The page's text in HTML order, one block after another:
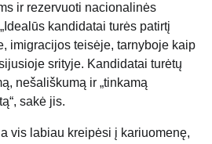
ir rezervuoti nacionalinės
kandidatai turės patirtį
imigracijos teisėje, tarnyboje kaip
srityje. Kandidatai turėtų
nešališkumą ir „tinkamą
sakė jis.
vis labiau kreipėsi į kariuomenę,